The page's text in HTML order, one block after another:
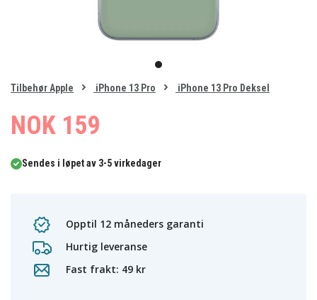
item
of
Tilbehør Apple iPhone 13 Pro iPhone 13 Pro Deksel
NOK 159
Sendes i løpet av 3-5 virkedager
Opptil 12 måneders garanti
Hurtig leveranse
Fast frakt: 49 kr